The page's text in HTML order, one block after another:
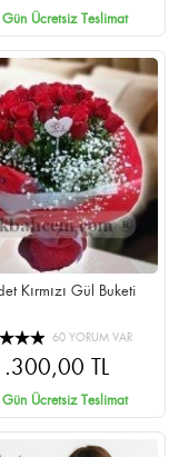
Gün Ücretsiz Teslimat
Kırmızı Gül Buketi
60 YORUM VAR
TL
Gün Ücretsiz Teslimat